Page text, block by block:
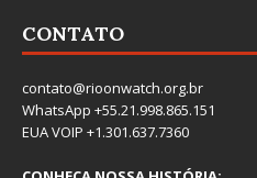
CONTATO
contato@rioonwatch.org.br
WhatsApp +55.21.998.865.151
EUA VOIP +1.301.637.7360